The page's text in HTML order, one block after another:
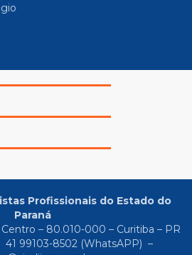
Profissionais do Estado do
Paraná
Centro – 80.010-000 – Curitiba – PR
41 99103-8502(WhatsAPP) –